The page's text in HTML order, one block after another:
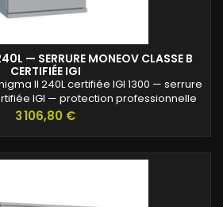
— SERRURE MONEOV CLASSE B
CERTIFIÉE IGI
II 240L certifiée IGI 1300 — serrure
IGI — protection professionnelle
confidentielles.
Prix
3 106,80 €